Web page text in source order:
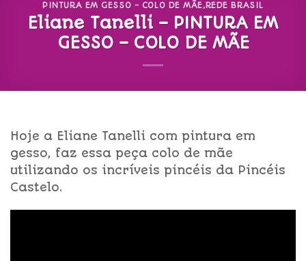
PINTURA EM GESSO - COLO DE MÃE,REDE BRASIL
Eliane Tanelli – PINTURA EM
GESSO – COLO DE MÃE
Hoje a Eliane Tanelli com pintura em
gesso, faz essa peça colo de mãe
utilizando os incríveis pincéis da Pincéis
Castelo.